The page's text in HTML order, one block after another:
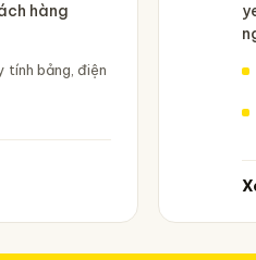
hàng
tính bảng, điện